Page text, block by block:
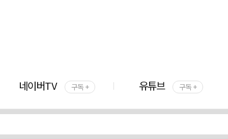
네이버TV 구독 + 유튜브 구독 +